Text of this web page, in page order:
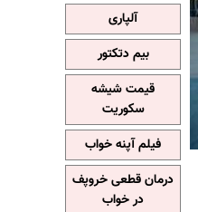
آلپاری
بیم دتکتور
قیمت شیشه
سکوریت
فیلم آپنه خواب
درمان قطعی خروپف
در خواب